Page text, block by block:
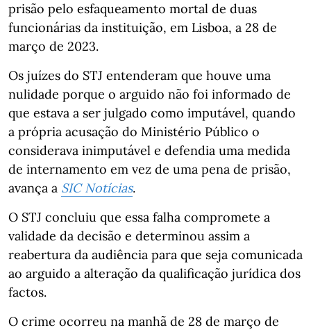
prisão pelo esfaqueamento mortal de duas
funcionárias da instituição, em Lisboa, a 28 de
março de 2023.
Os juízes do STJ entenderam que houve uma
nulidade porque o arguido não foi informado de
que estava a ser julgado como imputável, quando
a própria acusação do Ministério Público o
considerava inimputável e defendia uma medida
de internamento em vez de uma pena de prisão,
avança a SIC Notícias.
O STJ concluiu que essa falha compromete a
validade da decisão e determinou assim a
reabertura da audiência para que seja comunicada
ao arguido a alteração da qualificação jurídica dos
factos.
O crime ocorreu na manhã de 28 de março de